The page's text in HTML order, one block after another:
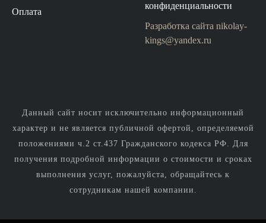
Оплата
конфиденциальности
Разработка сайта nikolay-
kings@yandex.ru
Данный сайт носит исключительно информационный
характер и не является публичной офертой, определяемой
положениями ч.2 ст.437 Гражданского кодекса РФ. Для
получения подробной информации о стоимости и сроках
выполнения услуг, пожалуйста, обращайтесь к
сотрудникам нашей компании.